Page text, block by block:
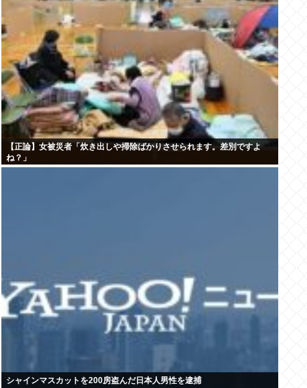
【正論】女被災者「炊き出しや掃除ばかりさせられます。差別ですよ
ね？」
シャインマスカットを200房盗んだ日本人男性を逮捕